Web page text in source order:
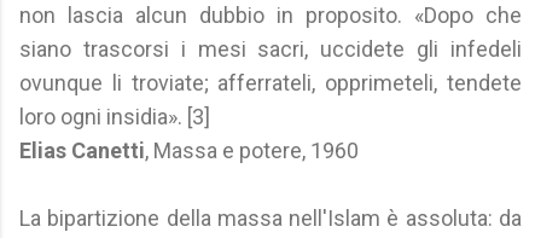
non lascia alcun dubbio in proposito. «Dopo che
siano trascorsi i mesi sacri, uccidete gli infedeli
ovunque li troviate; afferrateli, opprimeteli, tendete
loro ogni insidia». [3]
Elias Canetti, Massa e potere, 1960
La bipartizione della massa nell'Islam è assoluta: da